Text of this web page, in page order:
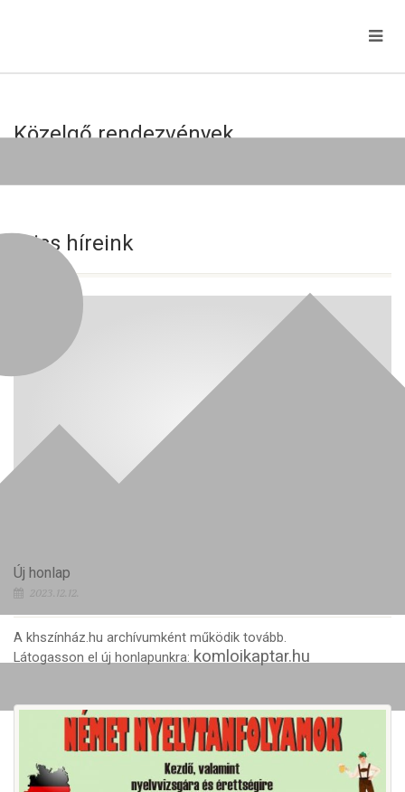
Közelgő rendezvények
Friss híreink
Új honlap
2023.12.12.
A khszínház.hu archívumként működik tovább.
Látogasson el új honlapunkra: komloikaptar.hu